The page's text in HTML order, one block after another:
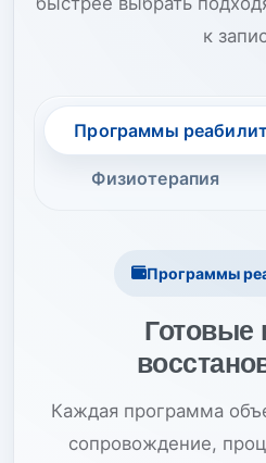
к
Программы
Физиотерапия
Программы
Готовые
Каждая программа
сопровождение,